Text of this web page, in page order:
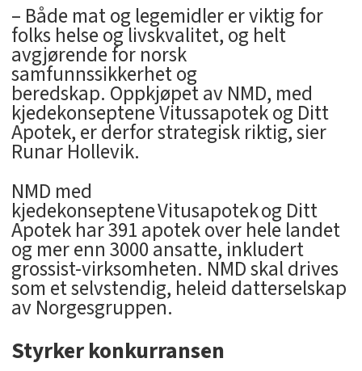
– Både mat og legemidler er viktig for
folks helse og livskvalitet, og helt
avgjørende for norsk
samfunnssikkerhet og
beredskap. Oppkjøpet av NMD, med
kjedekonseptene Vitussapotek og Ditt
Apotek, er derfor strategisk riktig, sier
Runar Hollevik.
NMD med
kjedekonseptene Vitusapotek og Ditt
Apotek har 391 apotek over hele landet
og mer enn 3000 ansatte, inkludert
grossist-virksomheten. NMD skal drives
som et selvstendig, heleid datterselskap
av Norgesgruppen.
Styrker konkurransen